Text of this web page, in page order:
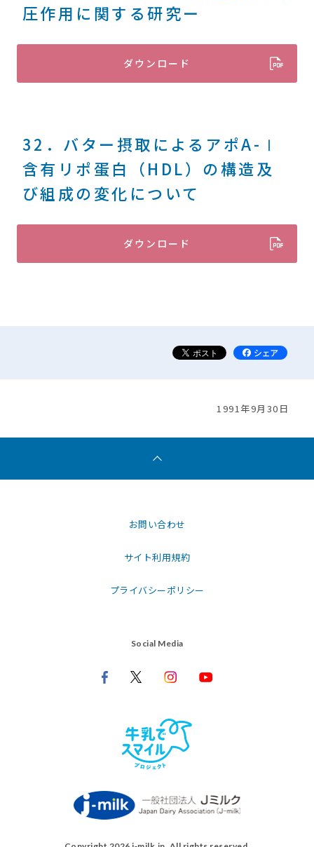
圧作用に関する研究ー
ダウンロード
32．バター摂取によるアポA-Ⅰ
含有リポ蛋白（HDL）の構造及
び組成の変化について
ダウンロード
1991年9月30日
お問い合わせ
サイト利用規約
プライバシーポリシー
Social Media